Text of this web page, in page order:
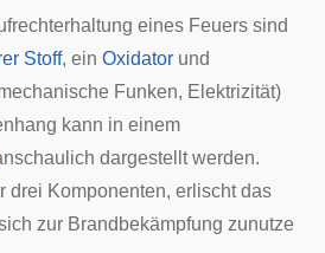
eines Feuers sind
Stoff, ein Oxidator und
Funken, Elektrizität)
kann in einem
dargestellt werden.
drei Komponenten, erlischt das
zur Brandbekämpfung zunutze